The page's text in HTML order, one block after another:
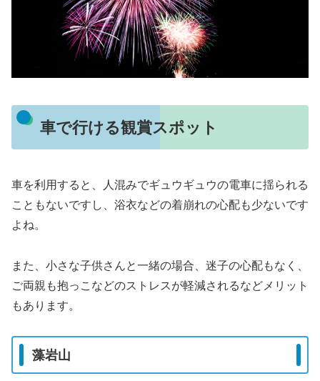
車で行ける観賞スポット
車を利用すると、人混みでギュウギュウの電車に揺られる
こともないですし、浴衣などの着崩れの心配も少ないです
よね。
また、小さな子供さんと一緒の場合、迷子の心配もなく、
ご両親も抱っこなどのストレスが軽減されるなどメリット
もあります。
藻岩山